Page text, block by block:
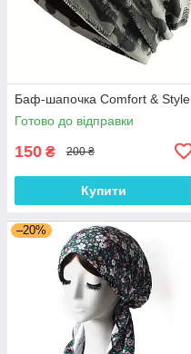
Баф-шапочка Comfort & Style
Готово до відправки
150 ₴ 200 ₴
Купити
–20%